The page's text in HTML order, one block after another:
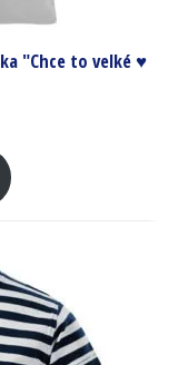
"Chce to velké ♥